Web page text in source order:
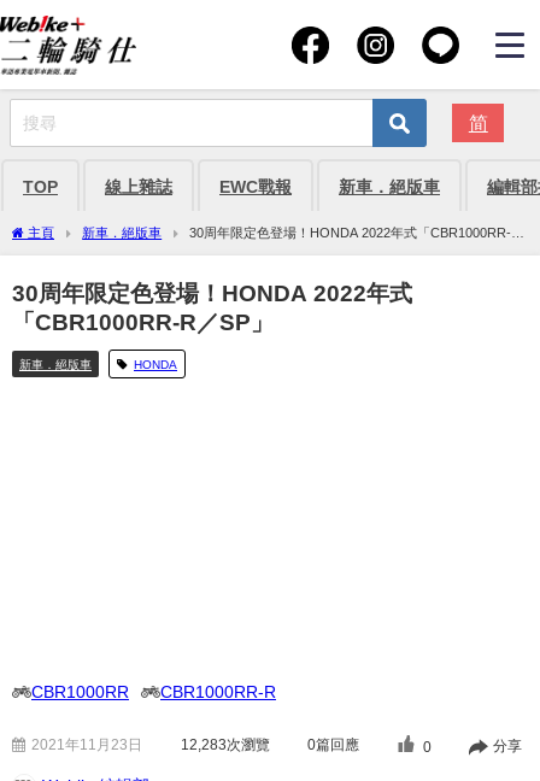
简
TOP 線上雜誌 EWC戰報 新車．絕版車 編輯
主頁 新車．絕版車
30周年限定色登場！HONDA 2022年式「CBR1000RR-R
／SP」
30周年限定色登場！HONDA 2022年式
「CBR1000RR-R／SP」
新車．絕版車 HONDA
CBR1000RR CBR1000RR-R
2021年11月23日 12,283次瀏覽 0篇回應 0 分享